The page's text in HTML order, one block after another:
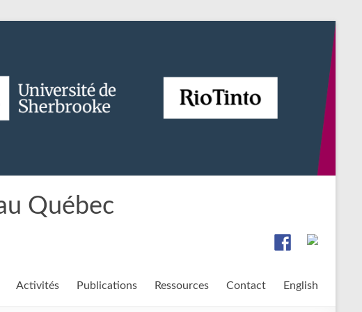
Québec
Activités Publications Ressources Contact English